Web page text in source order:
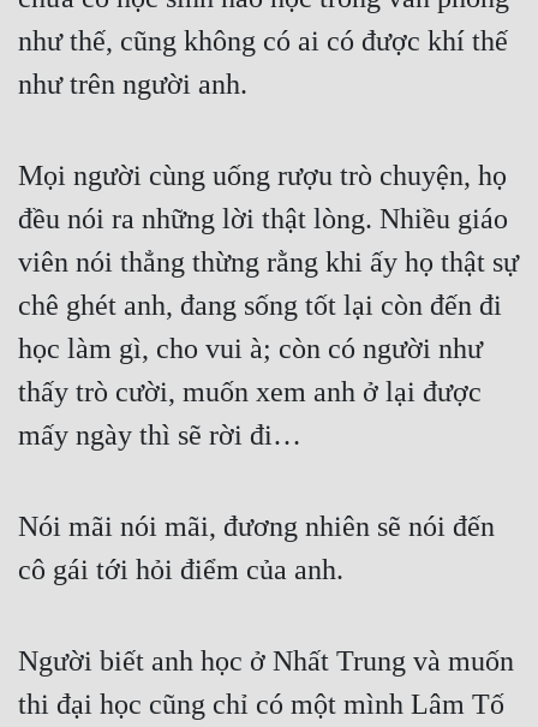
như thế, cũng không có ai có được khí thế
như trên người anh.
Mọi người cùng uống rượu trò chuyện, họ
đều nói ra những lời thật lòng. Nhiều giáo
viên nói thẳng thừng rằng khi ấy họ thật sự
chê ghét anh, đang sống tốt lại còn đến đi
học làm gì, cho vui à; còn có người như
thấy trò cười, muốn xem anh ở lại được
mấy ngày thì sẽ rời đi…
Nói mãi nói mãi, đương nhiên sẽ nói đến
cô gái tới hỏi điểm của anh.
Người biết anh học ở Nhất Trung và muốn
thi đại học cũng chỉ có một mình Lâm Tố